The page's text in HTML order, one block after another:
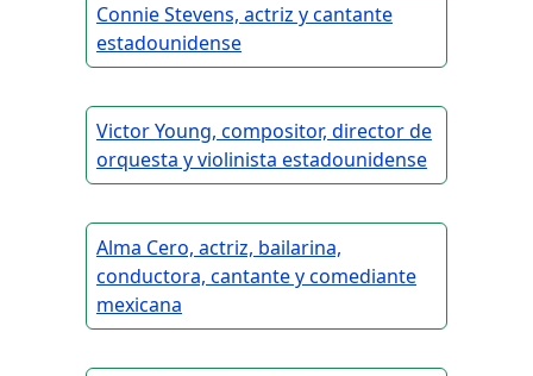
Connie Stevens, actriz y cantante
estadounidense
Victor Young, compositor, director de
orquesta y violinista estadounidense
Alma Cero, actriz, bailarina,
conductora, cantante y comediante
mexicana